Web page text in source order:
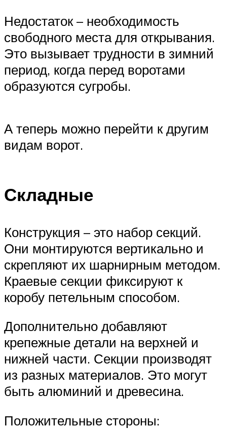
Недостаток – необходимость
свободного места для открывания.
Это вызывает трудности в зимний
период, когда перед воротами
образуются сугробы.
А теперь можно перейти к другим
видам ворот.
Складные
Конструкция – это набор секций.
Они монтируются вертикально и
скрепляют их шарнирным методом.
Краевые секции фиксируют к
коробу петельным способом.
Дополнительно добавляют
крепежные детали на верхней и
нижней части. Секции производят
из разных материалов. Это могут
быть алюминий и древесина.
Положительные стороны: